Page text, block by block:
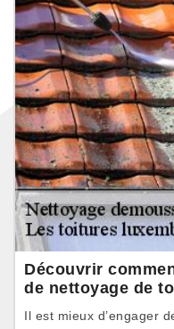
Découvrir
de nettoyage de
Il est mieux d’engager